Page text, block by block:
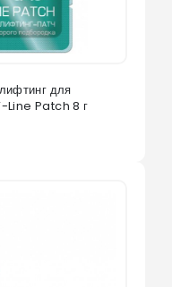
для
Line Patch 8 г